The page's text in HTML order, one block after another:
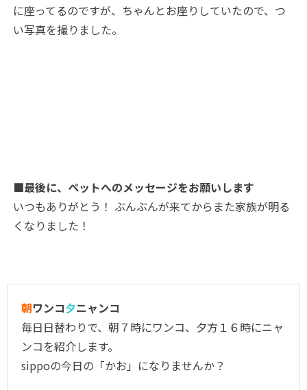
に座ってるのですが、ちゃんとお座りしていたので、つ
い写真を撮りました。
■最後に、ペットへのメッセージをお願いします
いつもありがとう！ ぶんぶんが来てからまた家族が明る
くなりました！
朝ワンコ夕ニャンコ
毎日日替わりで、朝７時にワンコ、夕方１６時にニャ
ンコを紹介します。
sippoの今日の「かお」になりませんか？